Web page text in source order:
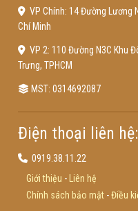
VP Chính: 14 Đường Lương
Chí Minh
VP 2: 110 Đường N3C Khu
Trưng, TPHCM
MST: 0314692087
Điện thoại liên hệ:
0919.38.11.22
Giới thiệu -
Liên hệ
Chính sách bảo mật-Điều